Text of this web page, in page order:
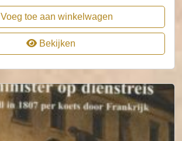
Voeg toe aan winkelwagen
Bekijken